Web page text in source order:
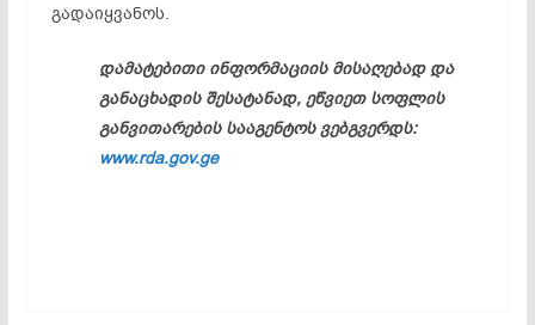
გადაიყვანოს.
დამატებითი ინფორმაციის მისაღებად და
განაცხადის შესატანად, ეწვიეთ სოფლის
განვითარების სააგენტოსვებგვერდს:
www.rda.gov.ge